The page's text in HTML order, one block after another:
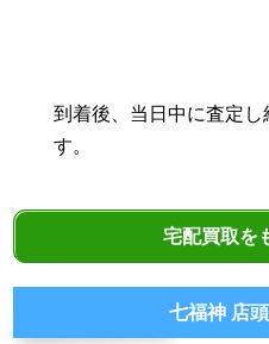
到着後、当日中に査定し
す。
宅配買取を
七福神 店